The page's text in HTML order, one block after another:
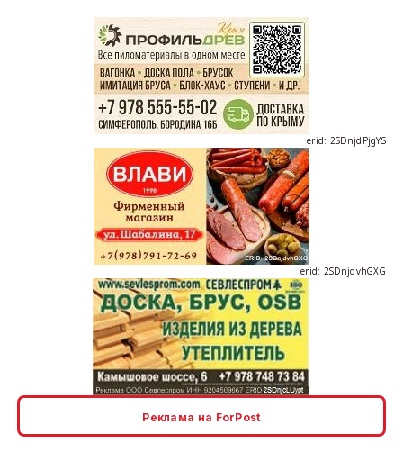
erid: 2SDnjdPjgYS
erid: 2SDnjdvhGXG
erid: 2SDnjcLUypt
Реклама на ForPost